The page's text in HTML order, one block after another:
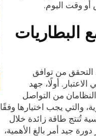
أو وقت اليوم.
البطاريات
التحقق من توافق
أولًا، جهد
من التواصل
والتي يجب اختيارها وفقًا
تُنتج طاقة زائدة خلال
جيد أمر بالغ الأهمية،